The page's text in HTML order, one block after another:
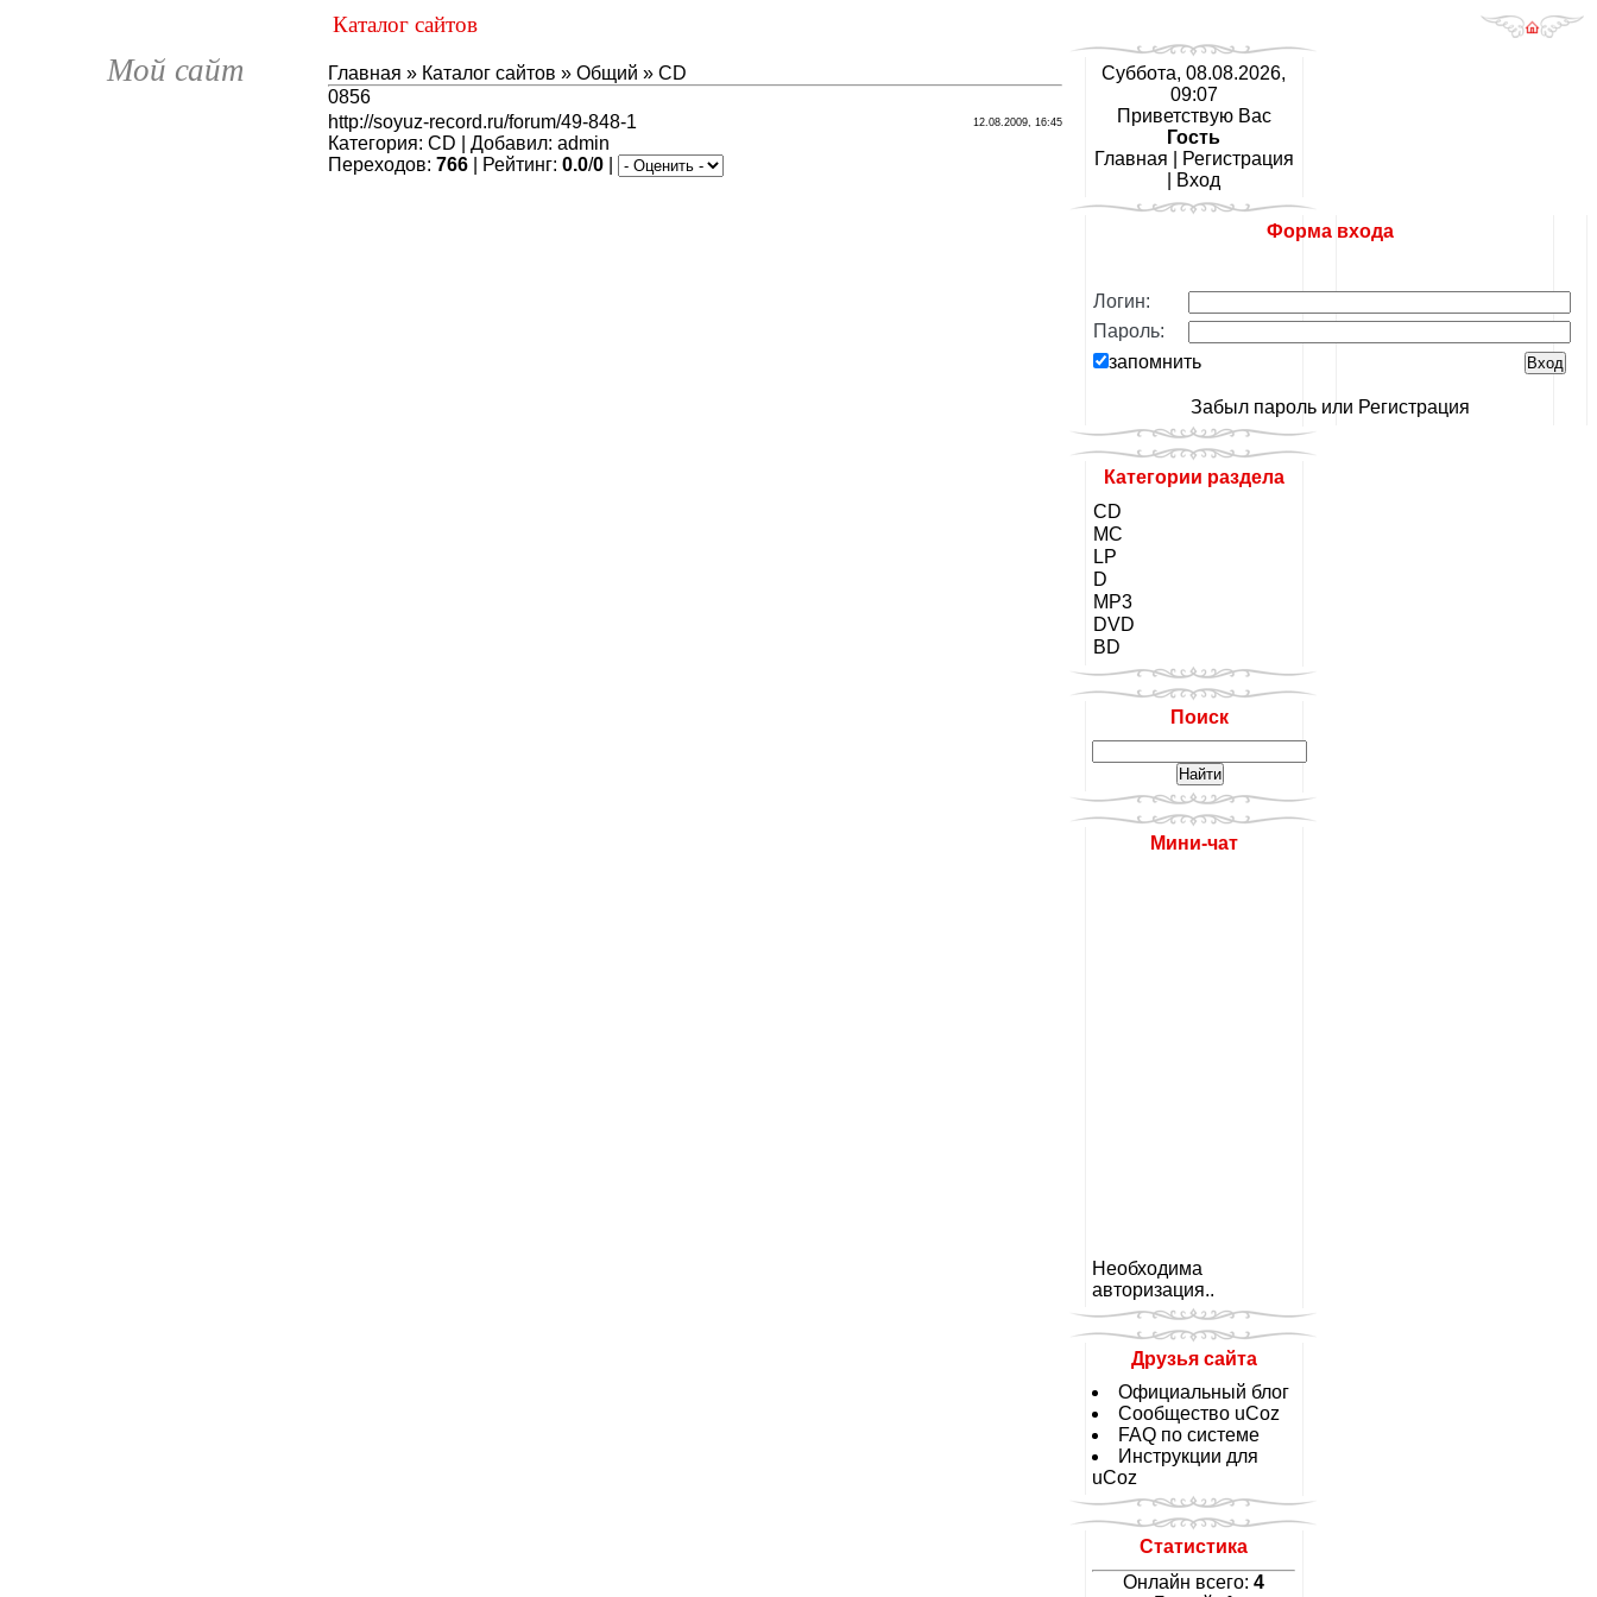
Мой сайт
Каталог сайтов
Главная » Каталог сайтов » Общий » CD
0856
http://soyuz-record.ru/forum/49-848-1
12.08.2009, 16:45
Категория: CD Добавил: admin
Переходов: 766 Рейтинг: 0.0/0
Суббота, 08.08.2026,
09:07
Приветствую Вас
Гость
Главная
Регистрация
Вход
Форма входа
Логин:
Пароль:
запомнить
Забыл парольили Регистрация
Категории раздела
CD
MC
LP
D
MP3
DVD
BD
Поиск
Мини-чат
Необходима
авторизация..
Друзья сайта
Официальный блог
Сообщество uCoz
FAQ по системе
Инструкции для
uCoz
Статистика
Онлайн всего: 4